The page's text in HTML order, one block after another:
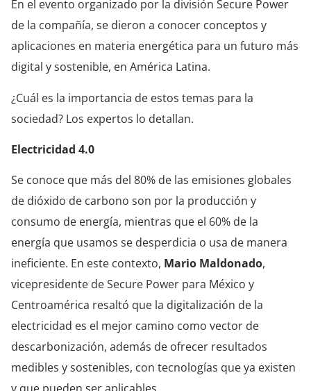
En el evento organizado por la división Secure Power
de la compañía, se dieron a conocer conceptos y
aplicaciones en materia energética para un futuro más
digital y sostenible, en América Latina.
¿Cuál es la importancia de estos temas para la
sociedad? Los expertos lo detallan.
Electricidad 4.0
Se conoce que más del 80% de las emisiones globales
de dióxido de carbono son por la producción y
consumo de energía, mientras que el 60% de la
energía que usamos se desperdicia o usa de manera
ineficiente. En este contexto, Mario Maldonado,
vicepresidente de Secure Power para México y
Centroamérica resaltó que la digitalización de la
electricidad es el mejor camino como vector de
descarbonización, además de ofrecer resultados
medibles y sostenibles, con tecnologías que ya existen